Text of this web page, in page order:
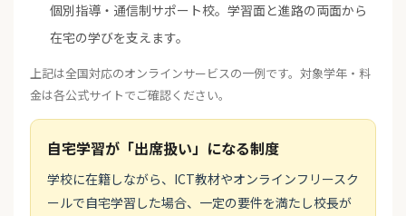
個別指導・通信制サポート校。学習面と進路の両面から
在宅の学びを支えます。
上記は全国対応のオンラインサービスの一例です。対象学年・料
金は各公式サイトでご確認ください。
自宅学習が「出席扱い」になる制度
学校に在籍しながら、ICT教材やオンラインフリースク
ールで自宅学習した場合、一定の要件を満たし校長が